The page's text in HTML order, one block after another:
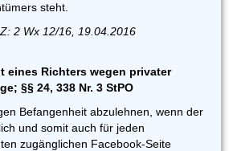
steht.
2 Wx 12/16, 19.04.2016
eines Richters wegen privater
§§ 24, 338 Nr. 3 StPO
Befangenheit abzulehnen, wenn der
und somit auch für jeden
zugänglichen Facebook-Seite